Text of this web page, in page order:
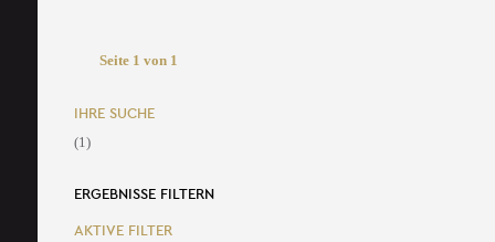
Seite 1 von 1
IHRE SUCHE
(1)
ERGEBNISSE FILTERN
AKTIVE FILTER